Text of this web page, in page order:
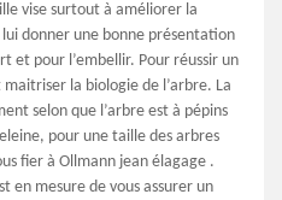
vise surtout à améliorer la
donner une bonne présentation
et pour l’embellir. Pour réussir un
la biologie de l’arbre. La
selon que l’arbre est à pépins
pour une taille des arbres
fier à Ollmann jean élagage .
en mesure de vous assurer un